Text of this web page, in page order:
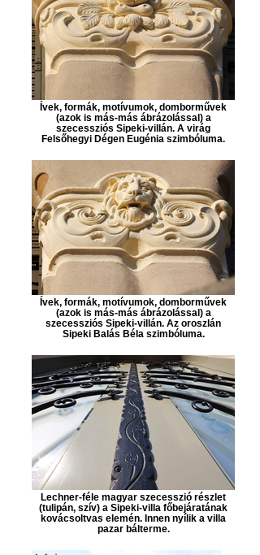
Ívek, formák, motívumok, domborművek
(azok is más-más ábrázolással) a
szecessziós Sipeki-villán. A virág
Felsőhegyi Dégen Eugénia szimbóluma.
Ívek, formák, motívumok, domborművek
(azok is más-más ábrázolással) a
szecessziós Sipeki-villán. Az oroszlán
Sipeki Balás Béla szimbóluma.
Lechner-féle magyar szecesszió részlet
(tulipán, szív) a Sipeki-villa főbejáratának
kovácsoltvas elemén. Innen nyílik a villa
pazar bálterme.